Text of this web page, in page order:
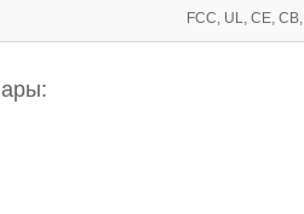
FCC, UL, CE,